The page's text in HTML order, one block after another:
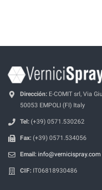
Dirección: E-COMIT srl, Via
50053 EMPOLI (FI) Italy
Tel: (+39) 0571.530262
Fax: (+39) 0571.534056
Email: info@vernicispray.com
CIF: IT06818930486